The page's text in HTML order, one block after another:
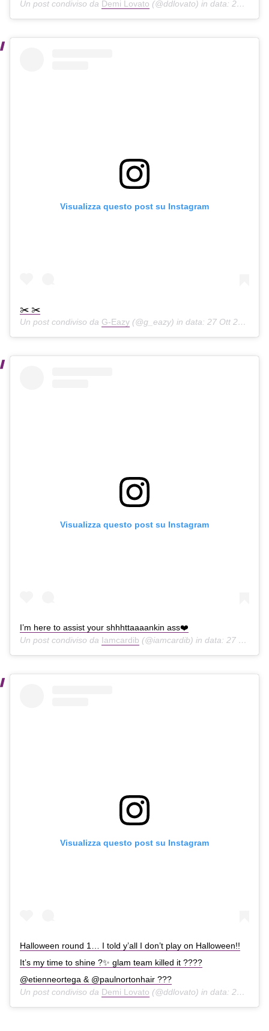
Un post condiviso da Demi Lovato (@ddlovato) in data: 27 Ott 2019 alle ore 8:15 PDT
Visualizza questo post su Instagram
✂️ ✂️
Un post condiviso da G-Eazy (@g_eazy) in data: 27 Ott 2019 alle ore 12:15 PDT
Visualizza questo post su Instagram
I’m here to assist your shhhttaaaankin ass❤️
Un post condiviso da Iamcardib (@iamcardib) in data: 27 Ott 2019 alle ore 12:06 PDT
Visualizza questo post su Instagram
Halloween round 1… I told y’all I don’t play on Halloween!!
It’s my time to shine ?✨ glam team killed it ????
@etienneortega & @paulnortonhair ???
Un post condiviso da Demi Lovato (@ddlovato) in data: 25 Ott 2019 alle ore 1:05 PDT